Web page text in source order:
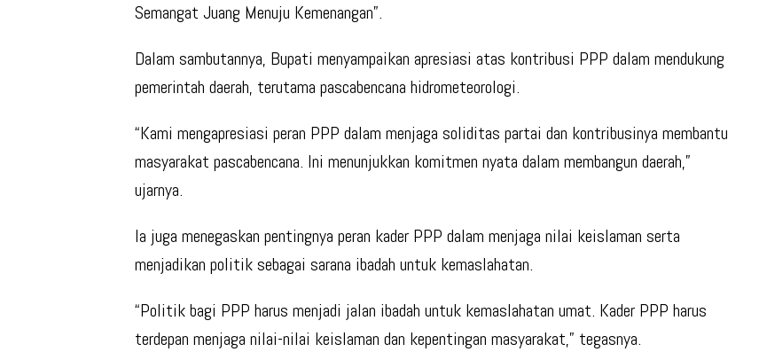
Semangat Juang Menuju Kemenangan”.
Dalam sambutannya, Bupati menyampaikan apresiasi atas kontribusi PPP dalam mendukung
pemerintah daerah, terutama pascabencana hidrometeorologi.
“Kami mengapresiasi peran PPP dalam menjaga soliditas partai dan kontribusinya membantu
masyarakat pascabencana. Ini menunjukkan komitmen nyata dalam membangun daerah,”
ujarnya.
Ia juga menegaskan pentingnya peran kader PPP dalam menjaga nilai keislaman serta
menjadikan politik sebagai sarana ibadah untuk kemaslahatan.
“Politik bagi PPP harus menjadi jalan ibadah untuk kemaslahatan umat. Kader PPP harus
terdepan menjaga nilai-nilai keislaman dan kepentingan masyarakat,” tegasnya.